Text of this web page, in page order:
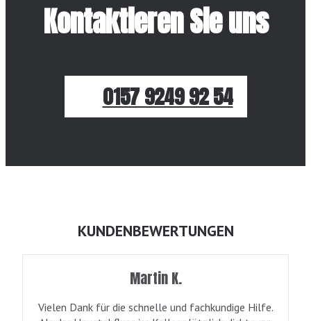
Kontaktieren Sie uns
0157 9249 92 54
KUNDENBEWERTUNGEN
Martin K.
Vielen Dank für die schnelle und fachkundige Hilfe.